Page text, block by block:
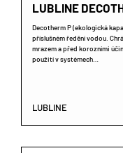
LUBLINE
Decotherm P (ekologická
příslušném ředění vodou.
mrazem a před korozními
použití v systémech…
LUBLINE